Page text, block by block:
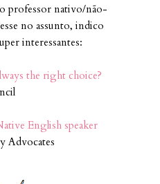
professor nativo/não-
no assunto, indico
interessantes:
the right choice?
English speaker
Advocates